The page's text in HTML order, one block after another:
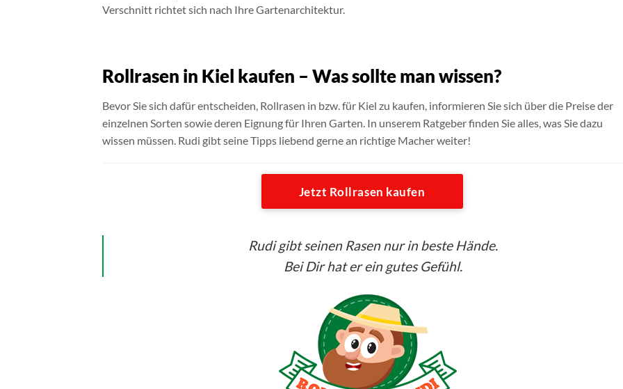
Verschnitt richtet sich nach Ihre Gartenarchitektur.
Rollrasen in Kiel kaufen – Was sollte man wissen?
Bevor Sie sich dafür entscheiden, Rollrasen in bzw. für Kiel zu kaufen, informieren Sie sich über die Preise der
einzelnen Sorten sowie deren Eignung für Ihren Garten. In unserem Ratgeber finden Sie alles, was Sie dazu
wissen müssen. Rudi gibt seine Tipps liebend gerne an richtige Macher weiter!
Jetzt Rollrasen kaufen
Rudi gibt seinen Rasen nur in beste Hände.
Bei Dir hat er ein gutes Gefühl.